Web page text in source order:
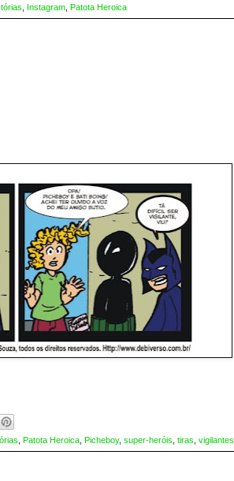
Instagram Patota Heroica
, Patota Heroica, Picheboy, super-heróis, tiras, vigilantes